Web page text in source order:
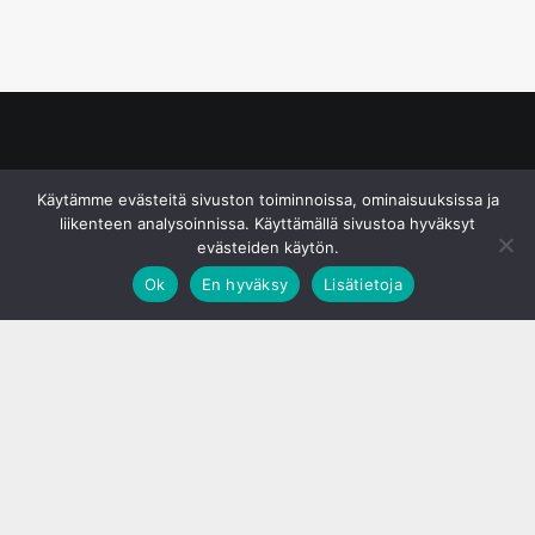
Käytämme evästeitä sivuston toiminnoissa, ominaisuuksissa ja
liikenteen analysoinnissa. Käyttämällä sivustoa hyväksyt
evästeiden käytön.
Ok
En hyväksy Lisätietoja